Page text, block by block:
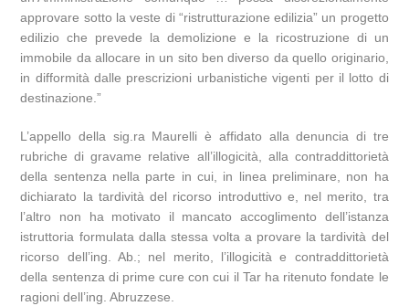
approvare sotto la veste di “ristrutturazione edilizia” un progetto
edilizio che prevede la demolizione e la ricostruzione di un
immobile da allocare in un sito ben diverso da quello originario,
in difformità dalle prescrizioni urbanistiche vigenti per il lotto di
destinazione.”
L’appello della sig.ra Maurelli è affidato alla denuncia di tre
rubriche di gravame relative all’illogicità, alla contraddittorietà
della sentenza nella parte in cui, in linea preliminare, non ha
dichiarato la tardività del ricorso introduttivo e, nel merito, tra
l’altro non ha motivato il mancato accoglimento dell’istanza
istruttoria formulata dalla stessa volta a provare la tardività del
ricorso dell’ing. Ab.; nel merito, l’illogicità e contraddittorietà
della sentenza di prime cure con cui il Tar ha ritenuto fondate le
ragioni dell’ing. Abruzzese.